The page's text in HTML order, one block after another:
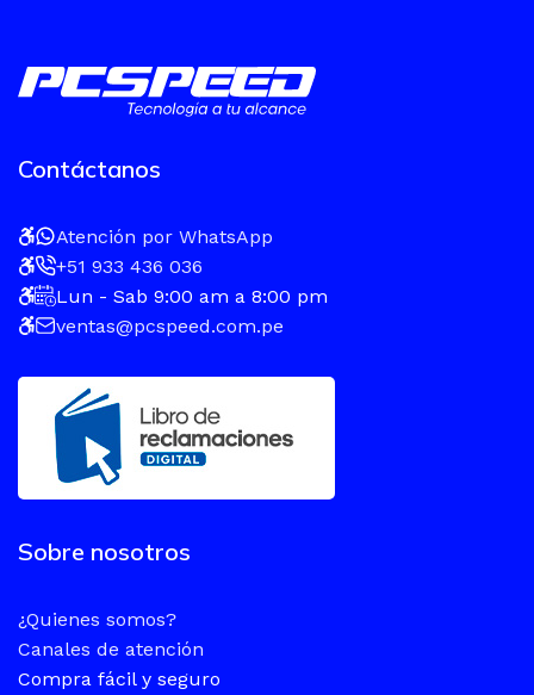
Contáctanos
Atención por WhatsApp
+51 933 436 036
Lun - Sab 9:00 am a 8:00 pm
ventas@pcspeed.com.pe
Sobre nosotros
¿Quienes somos?
Canales de atención
Compra fácil y seguro